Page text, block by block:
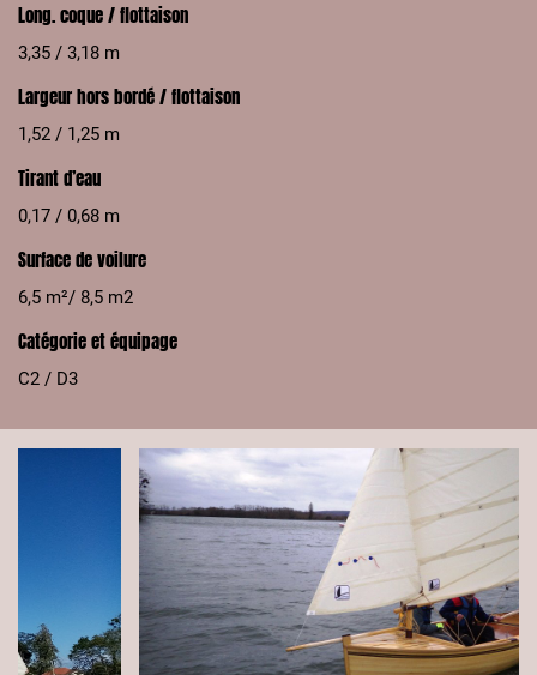
Long. coque / flottaison
3,35 / 3,18 m
Largeur hors bordé / flottaison
1,52 / 1,25 m
Tirant d’eau
0,17 / 0,68 m
Surface de voilure
6,5 m²/ 8,5 m2
Catégorie et équipage
C2 / D3